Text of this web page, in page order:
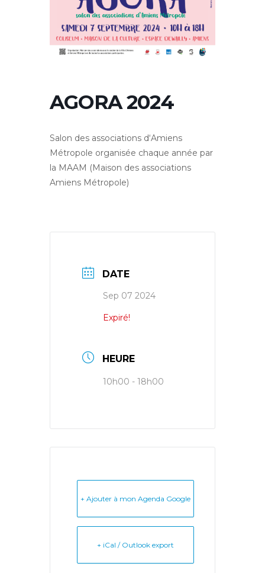
AGORA 2024
Salon des associations d‘Amiens
Métropole organisée chaque année par
la MAAM (Maison des associations
Amiens Métropole)
DATE
Sep 07 2024
Expiré!
HEURE
10h00 - 18h00
+ Ajouter à mon Agenda Google
+ iCal / Outlook export